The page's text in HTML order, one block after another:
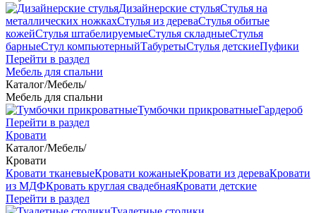
Дизайнерские стульяСтулья на
металлических ножкахСтулья из дереваСтулья обитые
кожейСтулья штабелируемыеСтулья складныеСтулья
барныеСтул компьютерныйТабуретыСтулья детскиеПуфики
Перейти в раздел
Мебель для спальни
Каталог/Мебель/
Мебель для спальни
Тумбочки прикроватныеГардероб
Перейти в раздел
Кровати
Каталог/Мебель/
Кровати
Кровати тканевыеКровати кожаныеКровати из дереваКровати
из МДФКровать круглая свадебнаяКровати детские
Перейти в раздел